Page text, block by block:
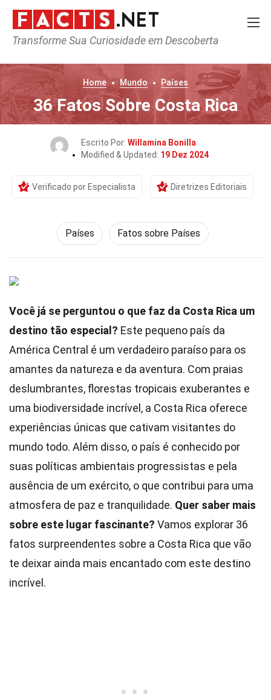
Transforme Sua Curiosidade em Descoberta
Home Mundo Países
36 Fatos Sobre Costa Rica
Escrito Por: Willamina Bonilla
Modified & Updated: 19 Dez 2024
Verificado por Especialista Diretrizes Editoriais
Países Fatos sobre Países
Você já se perguntou o que faz da Costa Rica um
destino tão especial? Este pequeno país da
América Central é um verdadeiro paraíso para os
amantes da natureza e da aventura. Com praias
deslumbrantes, florestas tropicais exuberantes e
uma biodiversidade incrível, a Costa Rica oferece
experiências únicas que cativam visitantes do
mundo todo. Além disso, o país é conhecido por
suas políticas ambientais progressistas e pela
ausência de um exército, o que contribui para uma
atmosfera de paz e tranquilidade. Quer saber mais
sobre este lugar fascinante? Vamos explorar 36
fatos surpreendentes sobre a Costa Rica que vão
te deixar ainda mais encantado com este destino
incrível.